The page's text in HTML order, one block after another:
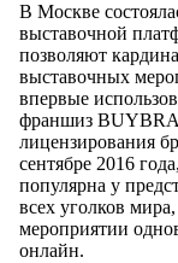
В Москве
выставочной
позволяют
выставочных
впервые
франшиз
лицензирования
сентябре 2016
популярна у
всех уголков
мероприятии
онлайн.